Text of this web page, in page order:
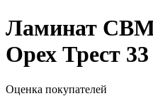
Ламинат
Орех Трест
Оценка покупателей